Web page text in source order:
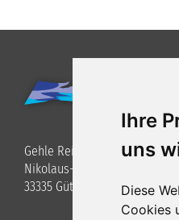
Ihre
uns
Diese
Cookies
Gehle Reisen GmbH
Nikolaus-Otto-Straße 3
33335 Gütersloh